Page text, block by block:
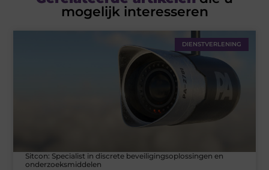
mogelijk interesseren
DIENSTVERLENING
Sitcon: Specialist in discrete beveiligingsoplossingen en
onderzoeksmiddelen